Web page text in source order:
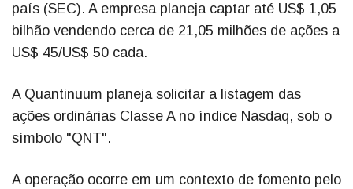
país (SEC). A empresa planeja captar até US$ 1,05
bilhão vendendo cerca de 21,05 milhões de ações a
US$ 45/US$ 50 cada.
A Quantinuum planeja solicitar a listagem das
ações ordinárias Classe A no índice Nasdaq, sob o
símbolo "QNT".
A operação ocorre em um contexto de fomento pelo